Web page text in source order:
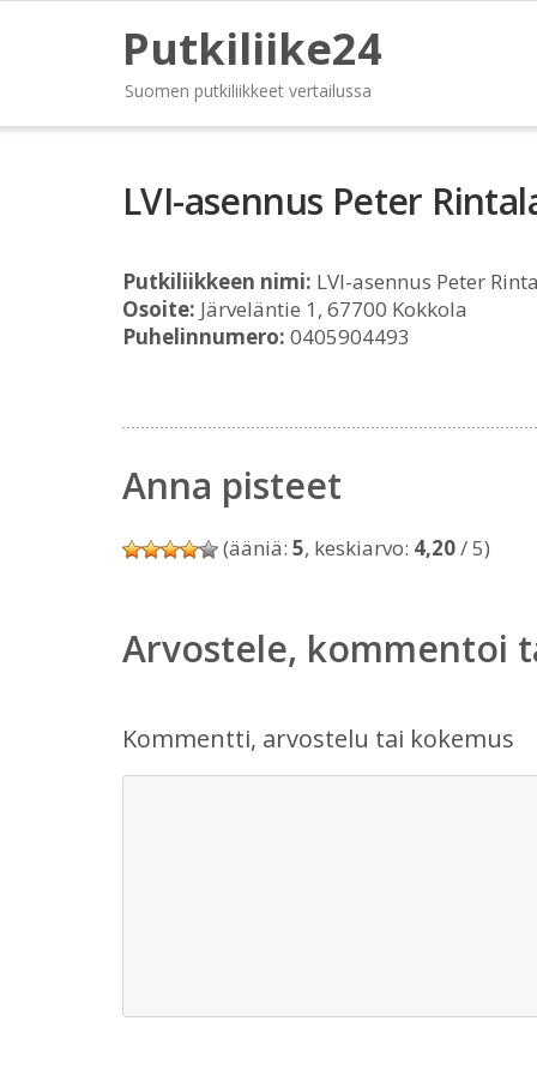
Putkiliike24
Suomen putkiliikkeet vertailussa
LVI-asennus Peter
Putkiliikkeen nimi: LVI-asennus Peter
Osoite: Järveläntie 1, 67700 Kokkola
Puhelinnumero: 0405904493
Anna pisteet
(ääniä: 5, keskiarvo: 4,20/ 5)
Arvostele, kommentoi
Kommentti, arvostelu tai kokemus